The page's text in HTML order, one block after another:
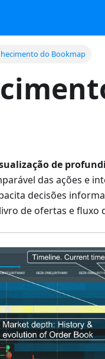
do Bookmap
de
das ações e
decisões
de ofertas e fluxo